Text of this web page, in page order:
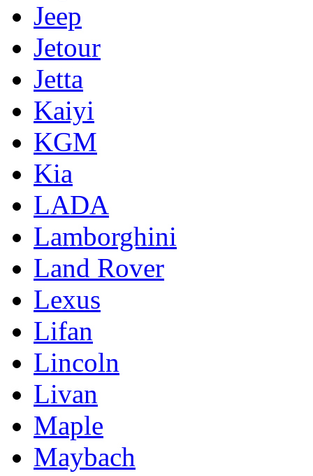
Jeep
Jetour
Jetta
Kaiyi
KGM
Kia
LADA
Lamborghini
Land Rover
Lexus
Lifan
Lincoln
Livan
Maple
Maybach